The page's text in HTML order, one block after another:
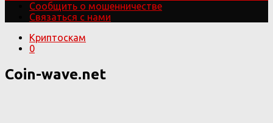
Сообщить о мошенничестве
Связаться с нами
Криптоскам
0
Coin-wave.net